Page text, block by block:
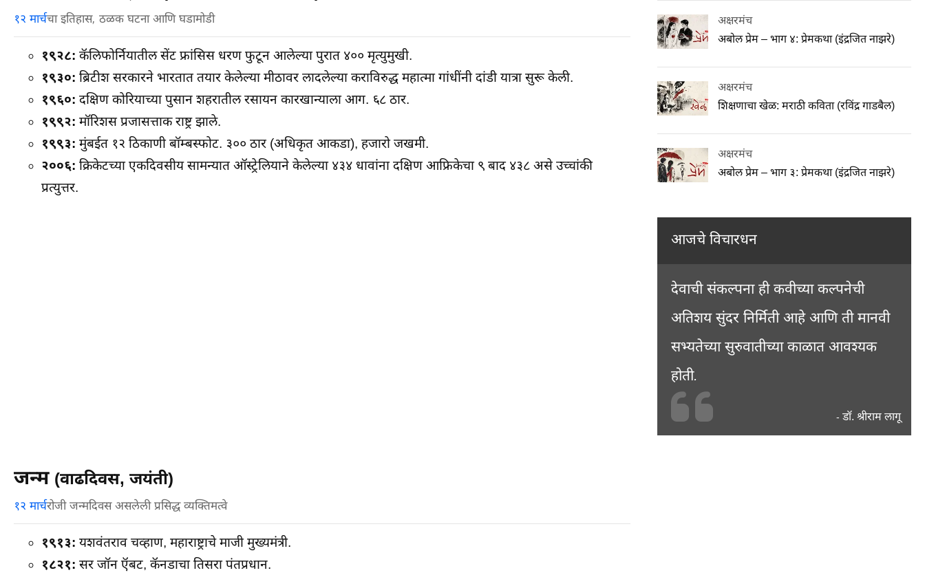
१२ मार्चचा इतिहास, ठळक घटना आणि घडामोडी
१९२८: कॅलिफोर्नियातील सेंट फ्रांसिस धरण फुटून आलेल्या पुरात ४०० मृत्युमुखी.
१९३०: ब्रिटीश सरकारने भारतात तयार केलेल्या मीठावर लादलेल्या कराविरुद्ध महात्मा गांधींनी दांडी यात्रा सुरू केली.
१९६०: दक्षिण कोरियाच्या पुसान शहरातील रसायन कारखान्याला आग. ६८ ठार.
१९९२: मॉरिशस प्रजासत्ताक राष्ट्र झाले.
१९९३: मुंबईत १२ ठिकाणी बॉम्बस्फोट. ३०० ठार (अधिकृत आकडा), हजारो जखमी.
२००६: क्रिकेटच्या एकदिवसीय सामन्यात ऑस्ट्रेलियाने केलेल्या ४३४ धावांना दक्षिण आफ्रिकेचा ९ बाद ४३८ असे उच्चांकी
प्रत्युत्तर.
जन्म (वाढदिवस, जयंती)
१२ मार्चरोजी जन्मदिवस असलेली प्रसिद्ध व्यक्तिमत्वे
१९१३: यशवंतराव चव्हाण, महाराष्ट्राचे माजी मुख्यमंत्री.
१८२१: सर जॉन ऍबट, कॅनडाचा तिसरा पंतप्रधान.
अक्षरमंच
अबोल प्रेम – भाग ४: प्रेमकथा (इंद्रजित नाझरे)
अक्षरमंच
शिक्षणाचा खेळ: मराठी कविता (रविंद्र गाडबैल)
अक्षरमंच
अबोल प्रेम – भाग ३: प्रेमकथा (इंद्रजित नाझरे)
आजचे विचारधन
देवाची संकल्पना ही कवीच्या कल्पनेची
अतिशय सुंदर निर्मिती आहे आणि ती मानवी
सभ्यतेच्या सुरुवातीच्या काळात आवश्यक
होती.
- डॉ. श्रीराम लागू